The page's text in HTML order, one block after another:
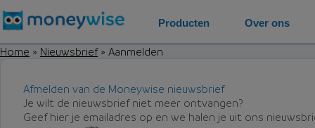
Home » Nieuwsbrief» Aanmelden
Afmelden van de Moneywise nieuwsbrief
Je wilt de nieuwsbrief niet meer ontvangen?
Geef hier je emailadres op en we halen je uit ons
Producten Over ons